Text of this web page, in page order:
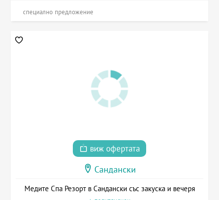
специално предложение
виж офертата
Сандански
Медите Спа Резорт в Сандански със закуска и вечеря